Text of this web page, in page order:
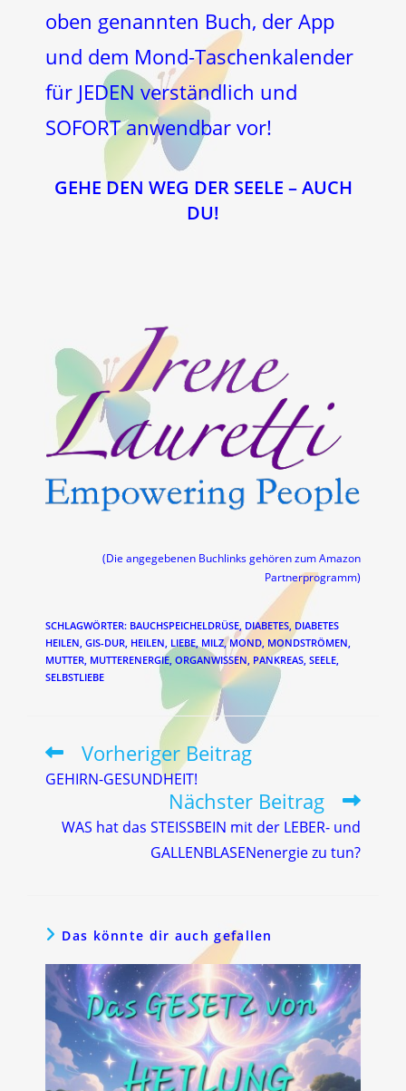
oben genannten Buch, der App
und dem Mond-Taschenkalender
für JEDEN verständlich und
SOFORT anwendbar vor!
GEHE DEN WEG DER SEELE – AUCH
DU!
(Die angegebenen Buchlinks gehören zum Amazon
Partnerprogramm)
SCHLAGWÖRTER: BAUCHSPEICHELDRÜSE, DIABETES, DIABETES
HEILEN, GIS-DUR, HEILEN, LIEBE, MILZ, MOND, MONDSTRÖMEN,
MUTTER, MUTTERENERGIE, ORGANWISSEN, PANKREAS, SEELE,
SELBSTLIEBE
Weitere
ansehen
Vorheriger Beitrag
GEHIRN-GESUNDHEIT!
Nächster Beitrag
WAS hat das STEISSBEIN mit der LEBER- und
GALLENBLASENenergie zu tun?
Das könnte dir auch gefallen